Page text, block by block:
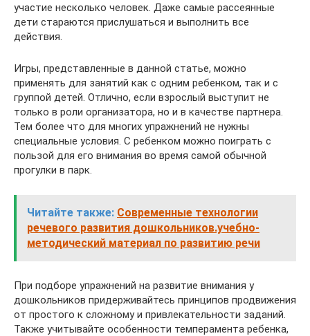
участие несколько человек. Даже самые рассеянные
дети стараются прислушаться и выполнить все
действия.
Игры, представленные в данной статье, можно
применять для занятий как с одним ребенком, так и с
группой детей. Отлично, если взрослый выступит не
только в роли организатора, но и в качестве партнера.
Тем более что для многих упражнений не нужны
специальные условия. С ребенком можно поиграть с
пользой для его внимания во время самой обычной
прогулки в парк.
Читайте также: Современные технологии
речевого развития дошкольников.учебно-
методический материал по развитию речи
При подборе упражнений на развитие внимания у
дошкольников придерживайтесь принципов продвижения
от простого к сложному и привлекательности заданий.
Также учитывайте особенности темперамента ребенка,